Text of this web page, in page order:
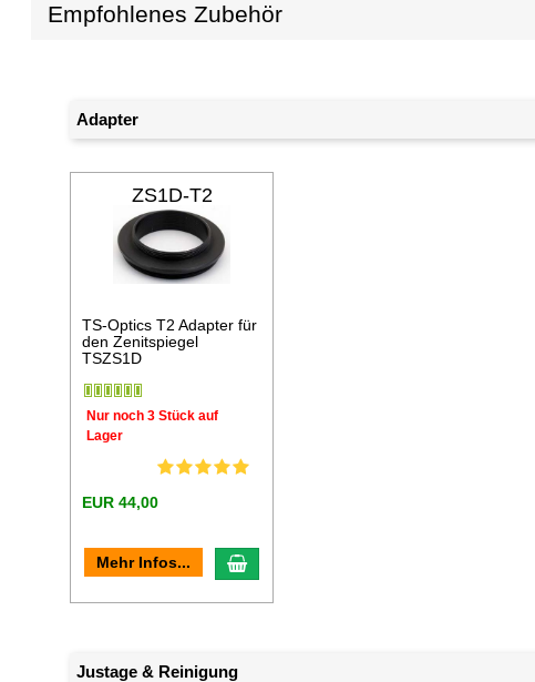
Empfohlenes Zubehör
Adapter
ZS1D-T2
TS-Optics T2 Adapter für
den Zenitspiegel
TSZS1D
Nur noch 3 Stück auf
Lager
EUR 44,00
Mehr Infos... In den Warenkorb
Justage & Reinigung